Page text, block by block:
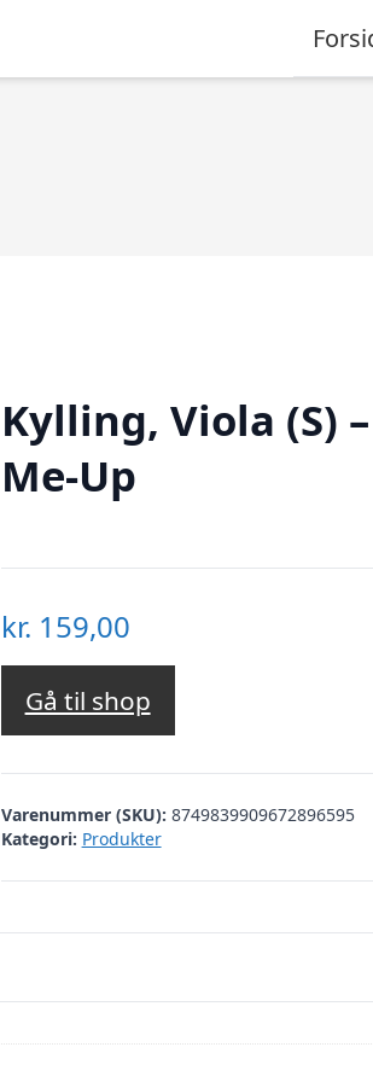
Kylling, Viola (S)
Me-Up
kr. 159,00
Gå til shop
Varenummer (SKU): 8749839909672896595
Kategori: Produkter